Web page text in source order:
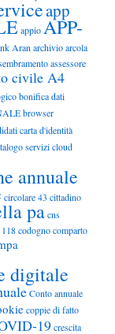
app
appioAPP-
Aran archivioarcola
assessore
civile A4
bonifica dati
browser
carta d'identità
servizi cloud
annuale
circolare 43 cittadino
pacns
codognocomparto
digitale
Conto annuale
coppie di fatto
19crescita